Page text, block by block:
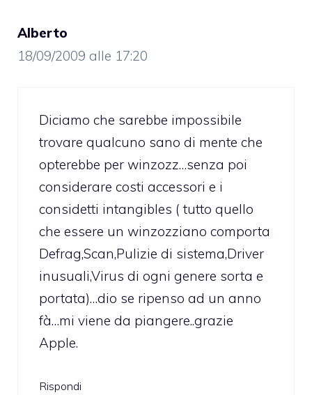
Alberto
18/09/2009 alle 17:20
Diciamo che sarebbe impossibile
trovare qualcuno sano di mente che
opterebbe per winzozz…senza poi
considerare costi accessori e i
considetti intangibles ( tutto quello
che essere un winzozziano comporta
Defrag,Scan,Pulizie di sistema,Driver
inusuali,Virus di ogni genere sorta e
portata)…dio se ripenso ad un anno
fà…mi viene da piangere..grazie
Apple.
Rispondi